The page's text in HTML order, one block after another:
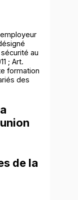
au
; Art.
formation
des
de la